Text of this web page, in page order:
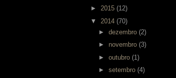
► 2015 (12)
▼ 2014 (70)
► dezembro (2)
► novembro (3)
► outubro (1)
► setembro (4)